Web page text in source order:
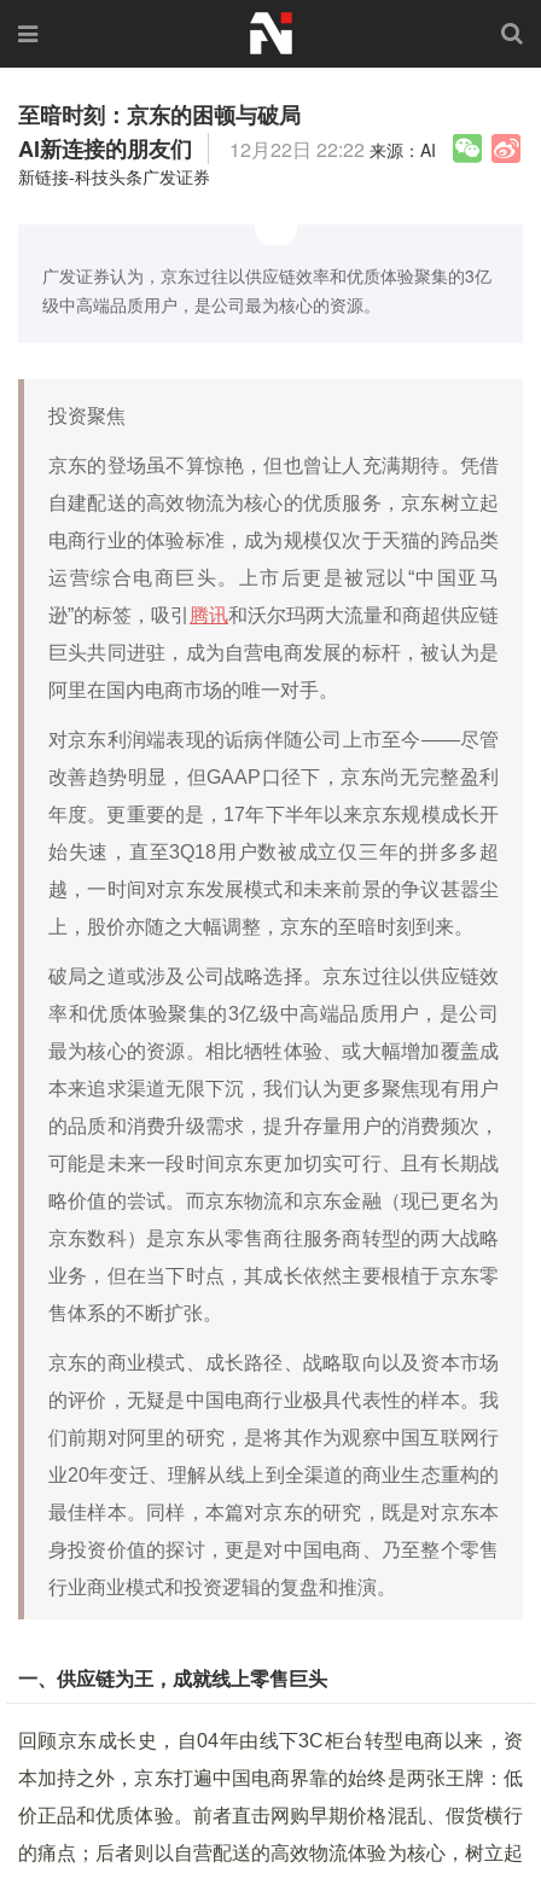
至暗时刻：京东的困顿与破局
AI新连接的朋友们
12月22日 22:22 来源：AI
新链接-科技头条广发证券
广发证券认为，京东过往以供应链效率和优质体验聚集的3亿
级中高端品质用户，是公司最为核心的资源。
投资聚焦
京东的登场虽不算惊艳，但也曾让人充满期待。凭借
自建配送的高效物流为核心的优质服务，京东树立起
电商行业的体验标准，成为规模仅次于天猫的跨品类
运营综合电商巨头。上市后更是被冠以“中国亚马
逊”的标签，吸引 腾讯和沃尔玛两大流量和商超供应链
巨头共同进驻，成为自营电商发展的标杆，被认为是
阿里在国内电商市场的唯一对手。
对京东利润端表现的诟病伴随公司上市至今——尽管
改善趋势明显，但GAAP口径下，京东尚无完整盈利
年度。更重要的是，17年下半年以来京东规模成长开
始失速，直至3Q18用户数被成立仅三年的拼多多超
越，一时间对京东发展模式和未来前景的争议甚嚣尘
上，股价亦随之大幅调整，京东的至暗时刻到来。
破局之道或涉及公司战略选择。京东过往以供应链效
率和优质体验聚集的3亿级中高端品质用户，是公司
最为核心的资源。相比牺牲体验、或大幅增加覆盖成
本来追求渠道无限下沉，我们认为更多聚焦现有用户
的品质和消费升级需求，提升存量用户的消费频次，
可能是未来一段时间京东更加切实可行、且有长期战
略价值的尝试。而京东物流和京东金融（现已更名为
京东数科）是京东从零售商往服务商转型的两大战略
业务，但在当下时点，其成长依然主要根植于京东零
售体系的不断扩张。
京东的商业模式、成长路径、战略取向以及资本市场
的评价，无疑是中国电商行业极具代表性的样本。我
们前期对阿里的研究，是将其作为观察中国互联网行
业20年变迁、理解从线上到全渠道的商业生态重构的
最佳样本。同样，本篇对京东的研究，既是对京东本
身投资价值的探讨，更是对中国电商、乃至整个零售
行业商业模式和投资逻辑的复盘和推演。
一、供应链为王，成就线上零售巨头
回顾京东成长史，自04年由线下3C柜台转型电商以来，资
本加持之外，京东打遍中国电商界靠的始终是两张王牌：低
价正品和优质体验。前者直击网购早期价格混乱、假货横行
的痛点；后者则以自营配送的高效物流体验为核心，树立起